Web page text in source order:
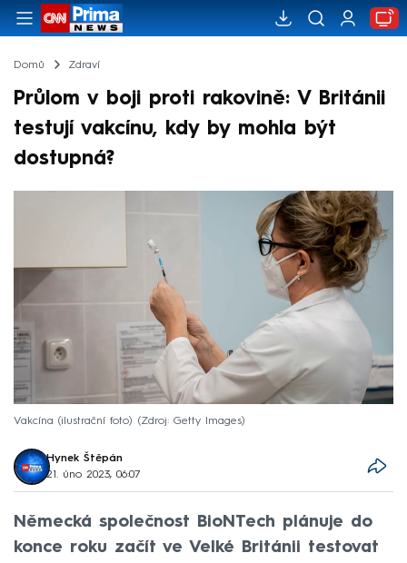
Domů Zdraví
Průlom v boji proti rakovině: V Británii
testují vakcínu, kdy by mohla být
dostupná?
Vakcína (ilustrační foto) Zdroj: Getty Images
Hynek Štěpán
21. úno 2023, 06:07
Německá společnost BioNTech plánuje do
konce roku začít ve Velké Británii testovat